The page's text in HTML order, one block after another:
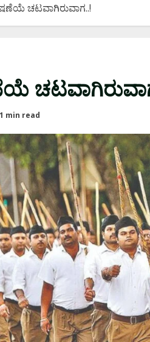
ಚಟವಾಗಿರುವಾಗ..!
1 min read